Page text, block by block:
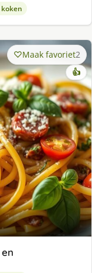
Maak favoriet2
👍